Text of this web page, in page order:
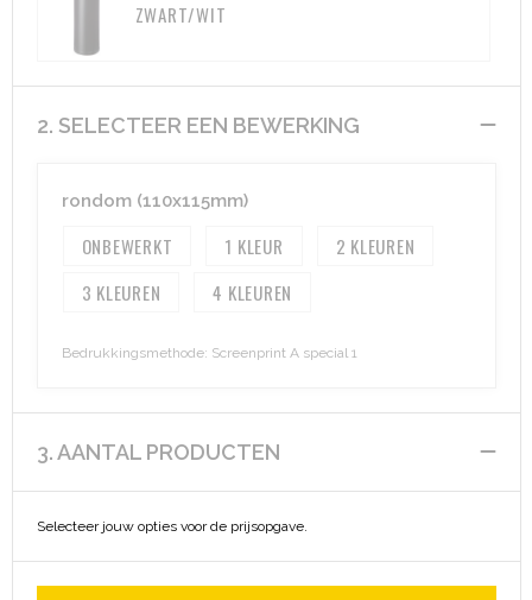
ZWART/WIT
2. SELECTEER EEN BEWERKING
rondom (110x115mm)
ONBEWERKT 1
2
3
4
Bedrukkingsmethode: Screenprint A special 1
3. AANTAL PRODUCTEN
Selecteer jouw opties voor de prijsopgave.